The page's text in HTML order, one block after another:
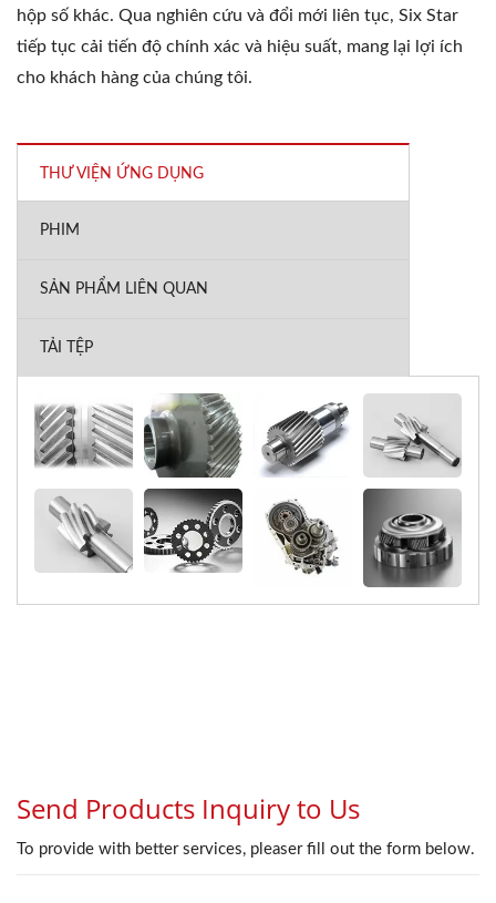
hộp số khác. Qua nghiên cứu và đổi mới liên tục, Six Star
tiếp tục cải tiến độ chính xác và hiệu suất, mang lại lợi ích
cho khách hàng của chúng tôi.
THƯ VIỆN ỨNG DỤNG
PHIM
SẢN PHẨM LIÊN QUAN
TẢI TỆP